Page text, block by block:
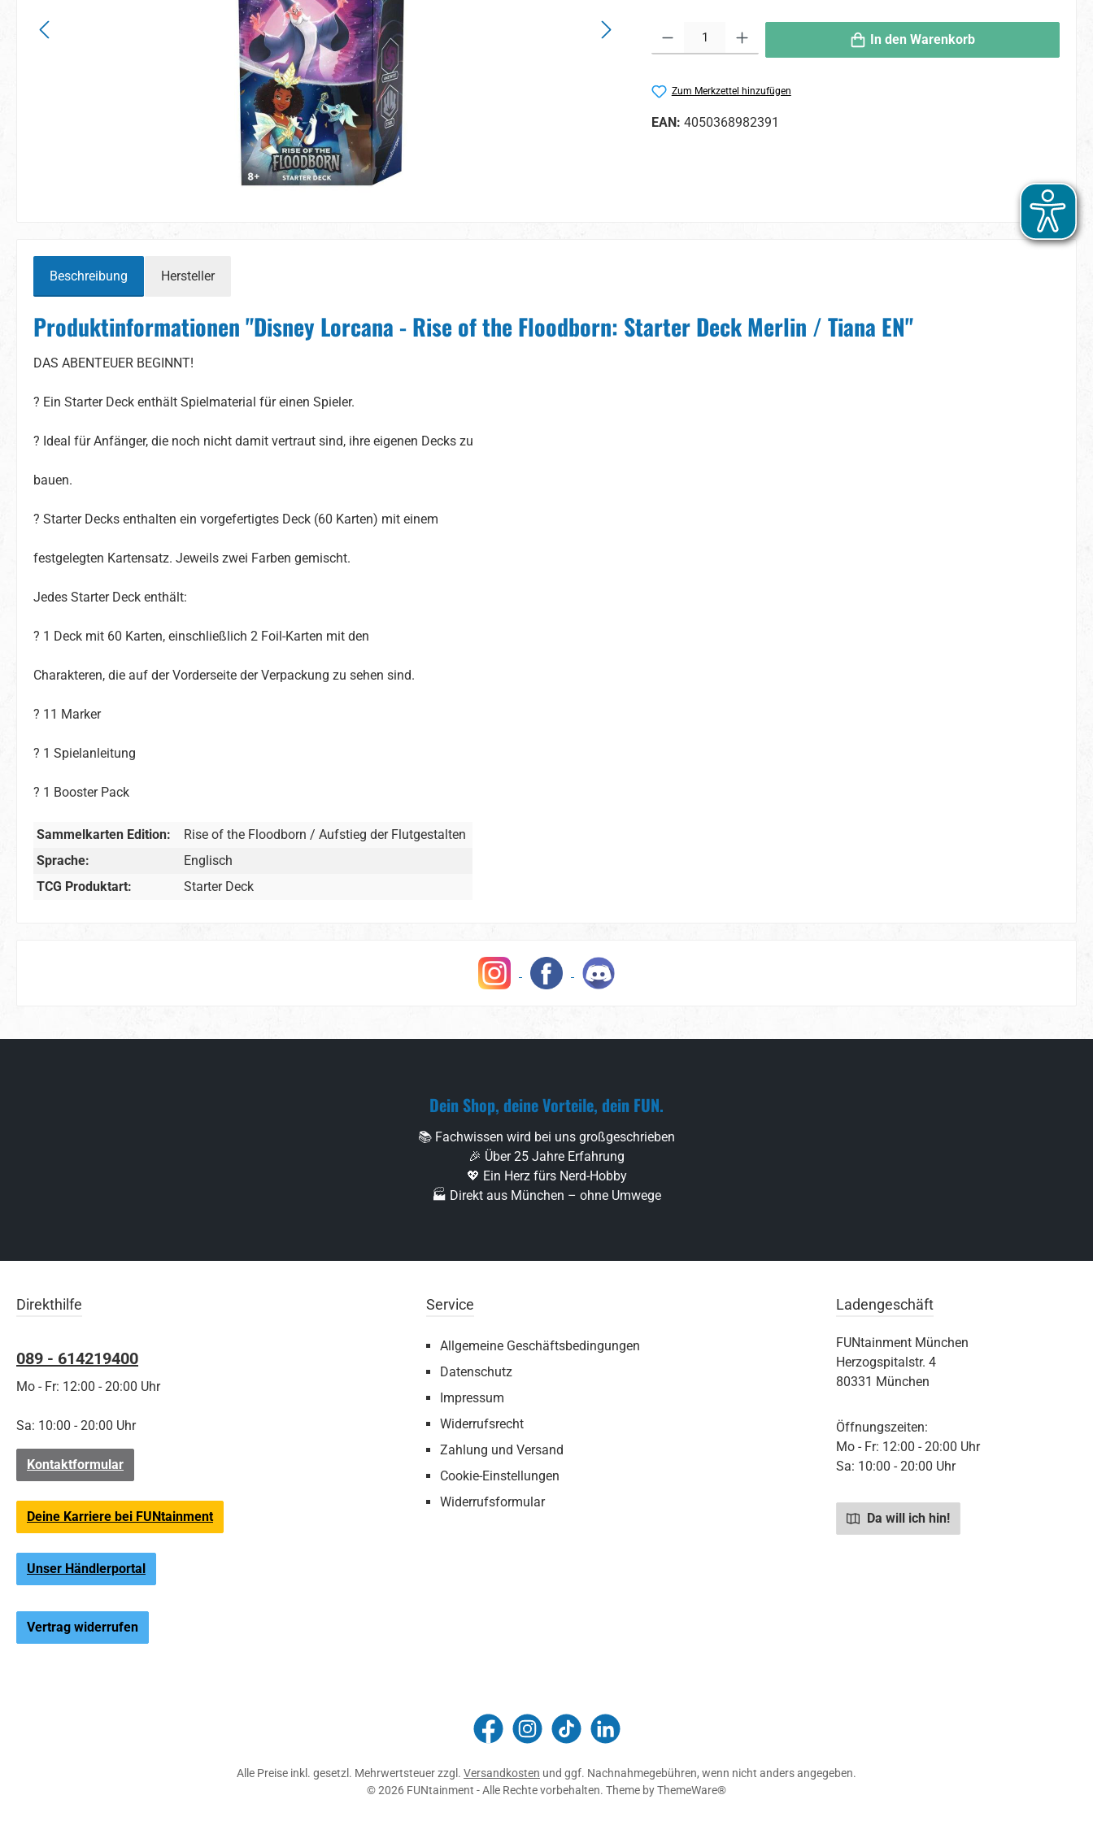
Produkt Anzahl: Gib den gewünschten Wert ein oder benutze die Schaltflächen um die
In den Warenkorb
Zum Merkzettel hinzufügen
EAN: 4050368982391
Beschreibung Hersteller
Produktinformationen "Disney Lorcana - Rise of the Floodborn: Starter Deck Merlin / Tiana EN"
DAS ABENTEUER BEGINNT!
? Ein Starter Deck enthält Spielmaterial für einen Spieler.
? Ideal für Anfänger, die noch nicht damit vertraut sind, ihre eigenen Decks zu
bauen.
? Starter Decks enthalten ein vorgefertigtes Deck (60 Karten) mit einem
festgelegten Kartensatz. Jeweils zwei Farben gemischt.
Jedes Starter Deck enthält:
? 1 Deck mit 60 Karten, einschließlich 2 Foil-Karten mit den
Charakteren, die auf der Vorderseite der Verpackung zu sehen sind.
? 11 Marker
? 1 Spielanleitung
? 1 Booster Pack
Sammelkarten Edition:
Rise of the Floodborn / Aufstieg der Flutgestalten
Sprache:
Englisch
TCG Produktart:
Starter Deck
Dein Shop, deine Vorteile, dein FUN.
📚 Fachwissen wird bei uns großgeschrieben
🎉 Über 25 Jahre Erfahrung
💖 Ein Herz fürs Nerd-Hobby
🏭 Direkt aus München – ohne Umwege
Direkthilfe
089 - 614219400
Mo - Fr: 12:00 - 20:00 Uhr
Sa: 10:00 - 20:00 Uhr
Kontaktformular
Deine Karriere bei FUNtainment
Unser Händlerportal
Vertrag widerrufen
Service
Allgemeine Geschäftsbedingungen
Datenschutz
Impressum
Widerrufsrecht
Zahlung und Versand
Cookie-Einstellungen
Widerrufsformular
Ladengeschäft
FUNtainment München
Herzogspitalstr. 4
80331 München
Öffnungszeiten:
Mo - Fr: 12:00 - 20:00 Uhr
Sa: 10:00 - 20:00 Uhr
Da will ich hin!
FUNtainment Munich
funtainment_muc
funtainment_mucFUNtainment GmbH
Alle Preise inkl. gesetzl. Mehrwertsteuer zzgl. Versandkosten und ggf. Nachnahmegebühren, wenn nicht anders angegeben.
© 2026 FUNtainment - Alle Rechte vorbehalten. Theme byThemeWare®